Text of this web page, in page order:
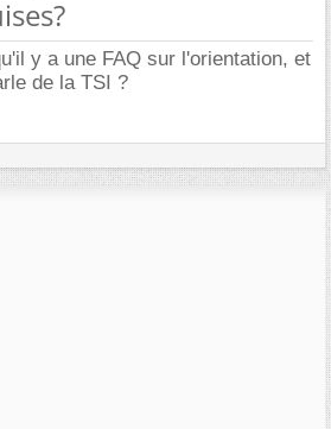
y a une FAQ sur l'orientation, et
de la TSI ?